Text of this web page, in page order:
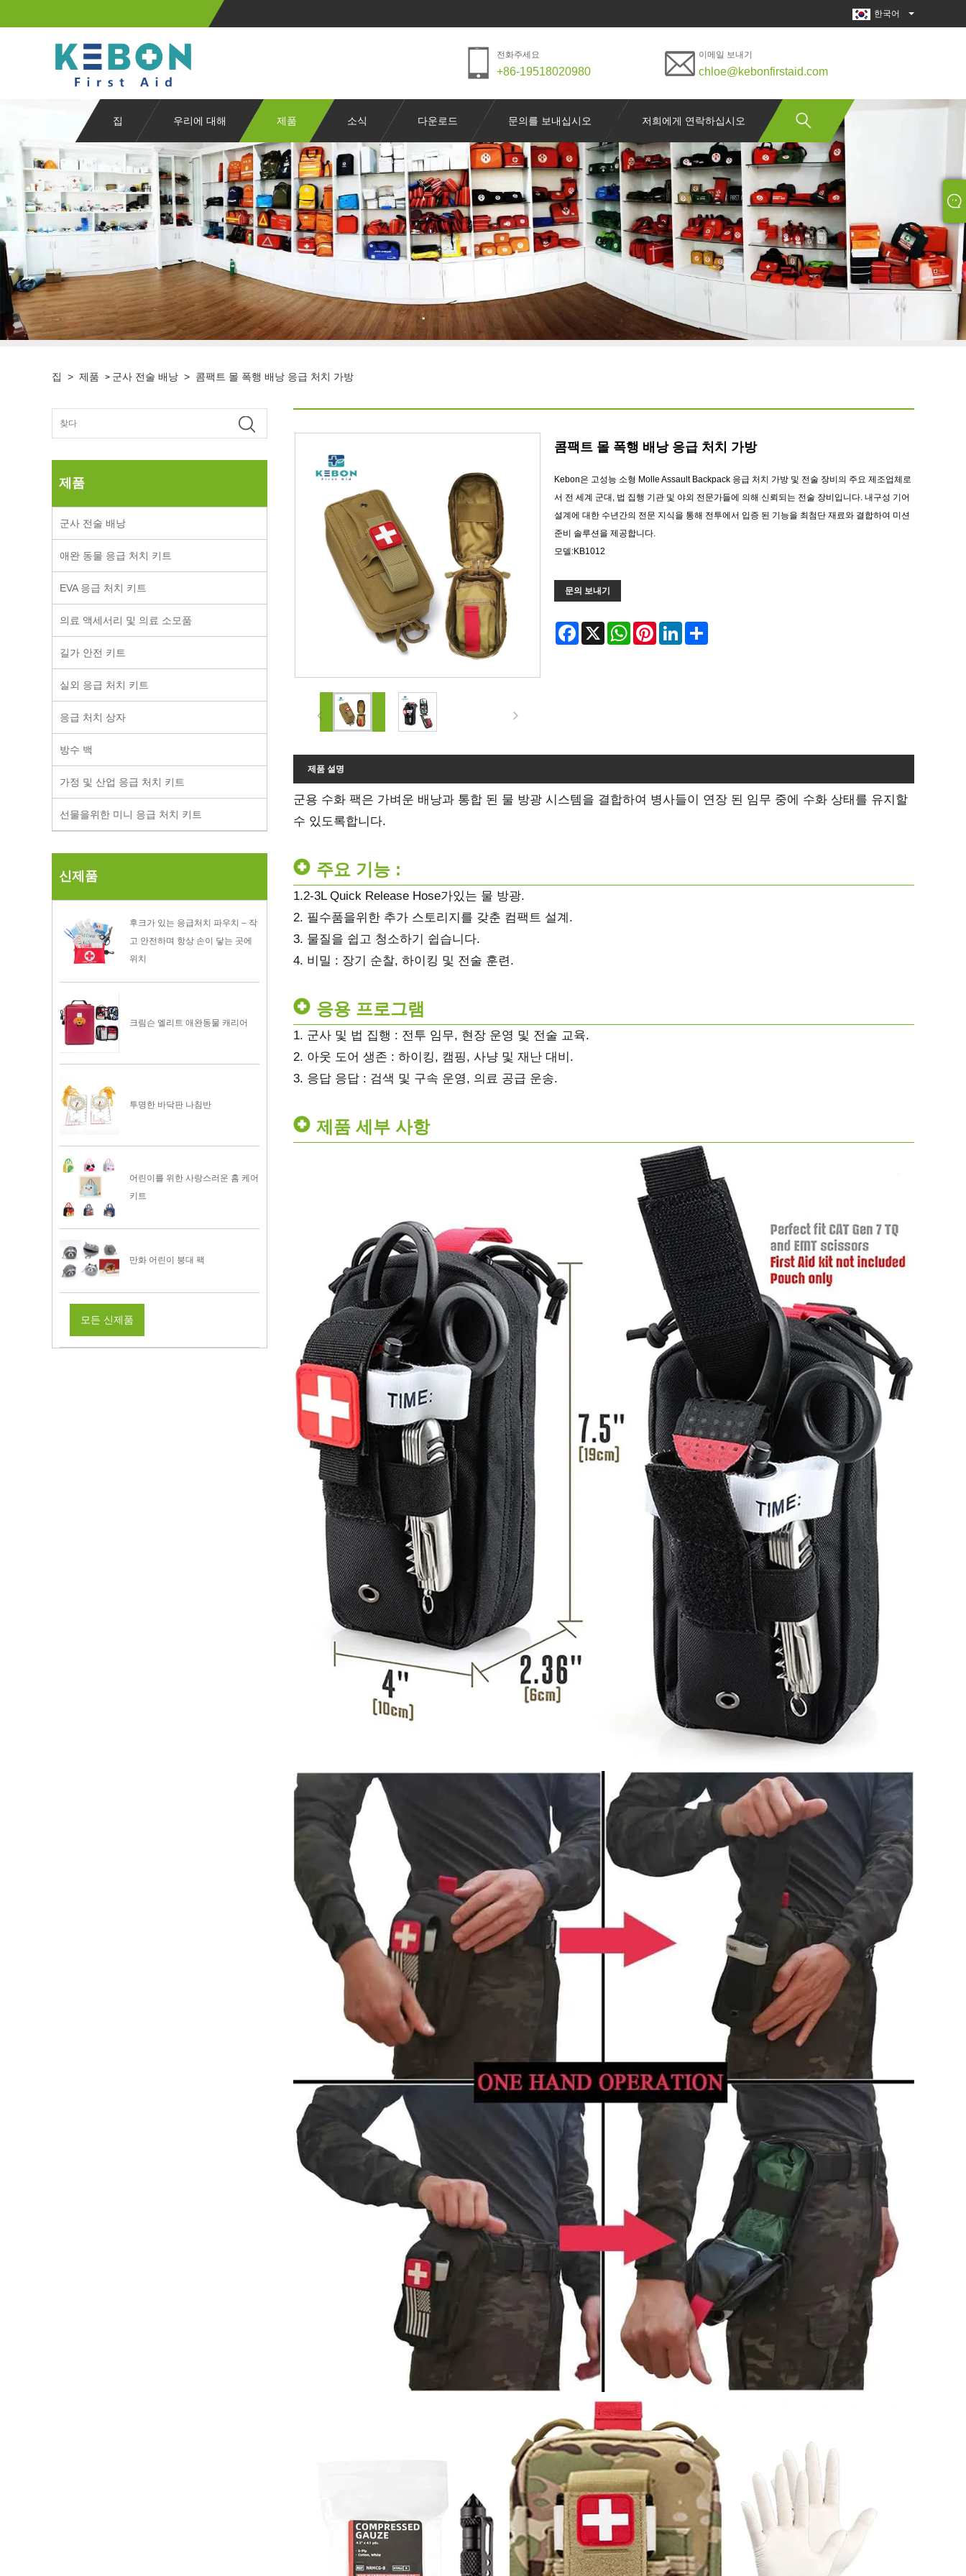
한국어
전화주세요
+86-19518020980
이메일 보내기
chloe@kebonfirstaid.com
집 우리에 대해 제품 소식 다운로드 문의를 보내십시오 저희에게 연락하십시오
집 > 제품 > 군사 전술 배낭 > 콤팩트 몰 폭행 배낭 응급 처치 가방
제품
군사 전술 배낭
애완 동물 응급 처치 키트
EVA 응급 처치 키트
의료 액세서리 및 의료 소모품
길가 안전 키트
실외 응급 처치 키트
응급 처치 상자
방수 백
가정 및 산업 응급 처치 키트
선물을위한 미니 응급 처치 키트
신제품
후크가 있는 응급처치 파우치 – 작
고 안전하며 항상 손이 닿는 곳에
위치
크림슨 엘리트 애완동물 캐리어
투명한 바닥판 나침반
어린이를 위한 사랑스러운 홈 케어
키트
만화 어린이 붕대 팩
모든 신제품
콤팩트 몰 폭행 배낭 응급 처치 가방
Kebon은 고성능 소형 Molle Assault Backpack 응급 처치 가방 및 전술 장비의 주요 제조업체로
서 전 세계 군대, 법 집행 기관 및 야외 전문가들에 의해 신뢰되는 전술 장비입니다. 내구성 기어
설계에 대한 수년간의 전문 지식을 통해 전투에서 입증 된 기능을 최첨단 재료와 결합하여 미션
준비 솔루션을 제공합니다.
모델:KB1012
문의 보내기
Facebook
X WhatsAppPinterestLinkedInShare
제품 설명
군용 수화 팩은 가벼운 배낭과 통합 된 물 방광 시스템을 결합하여 병사들이 연장 된 임무 중에 수화 상태를 유지할
수 있도록합니다.
주요 기능 :
1.2-3L Quick Release Hose가있는 물 방광.
2. 필수품을위한 추가 스토리지를 갖춘 컴팩트 설계.
3. 물질을 쉽고 청소하기 쉽습니다.
4. 비밀 : 장기 순찰, 하이킹 및 전술 훈련.
응용 프로그램
1. 군사 및 법 집행 : 전투 임무, 현장 운영 및 전술 교육.
2. 아웃 도어 생존 : 하이킹, 캠핑, 사냥 및 재난 대비.
3. 응답 응답 : 검색 및 구속 운영, 의료 공급 운송.
제품 세부 사항